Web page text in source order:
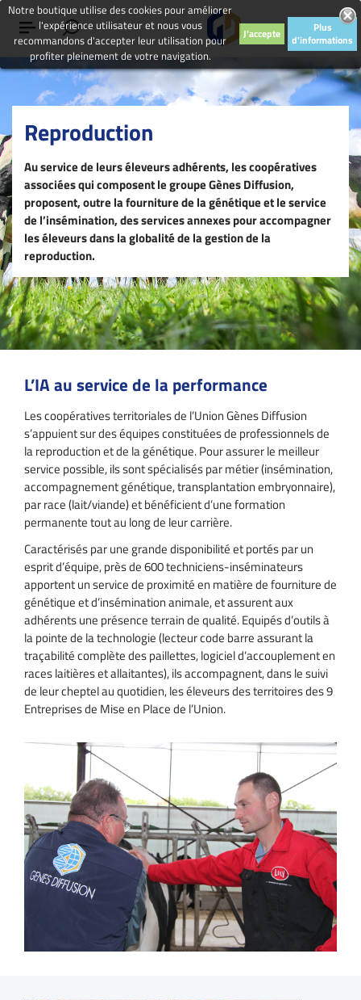
Reproduction
Au service de leurs éleveurs adhérents, les coopératives
associées qui composent le groupe Gènes Diffusion,
proposent, outre la fourniture de la génétique et le service
de l’insémination, des services annexes pour accompagner
les éleveurs dans la globalité de la gestion de la
reproduction.
L’IA au service de la performance
Les coopératives territoriales de l’Union Gènes Diffusion
s’appuient sur des équipes constituées de professionnels de
la reproduction et de la génétique. Pour assurer le meilleur
service possible, ils sont spécialisés par métier (insémination,
accompagnement génétique, transplantation embryonnaire),
par race (lait/viande) et bénéficient d’une formation
permanente tout au long de leur carrière.
Caractérisés par une grande disponibilité et portés par un
esprit d’équipe, près de 600 techniciens-inséminateurs
apportent un service de proximité en matière de fourniture de
génétique et d’insémination animale, et assurent aux
adhérents une présence terrain de qualité. Equipés d’outils à
la pointe de la technologie (lecteur code barre assurant la
traçabilité complète des paillettes, logiciel d’accouplement en
races laitières et allaitantes), ils accompagnent, dans le suivi
de leur cheptel au quotidien, les éleveurs des territoires des 9
Entreprises de Mise en Place de l’Union.
Notre boutique utilise des cookies pour améliorer
l'expérience utilisateur et nous vous
recommandons d'accepter leur utilisation pour
profiter pleinement de votre navigation.
J'accepte
Plus
d'informations